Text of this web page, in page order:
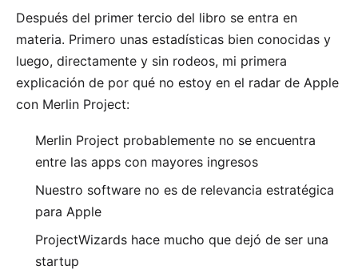
Después del primer tercio del libro se entra en
materia. Primero unas estadísticas bien conocidas y
luego, directamente y sin rodeos, mi primera
explicación de por qué no estoy en el radar de Apple
con Merlin Project:
Merlin Project probablemente no se encuentra
entre las apps con mayores ingresos
Nuestro software no es de relevancia estratégica
para Apple
ProjectWizards hace mucho que dejó de ser una
startup